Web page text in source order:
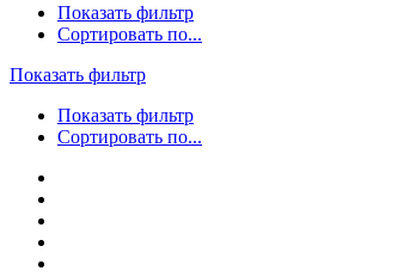
Показать фильтр
Сортировать по...
Показать фильтр
Показать фильтр
Сортировать по...